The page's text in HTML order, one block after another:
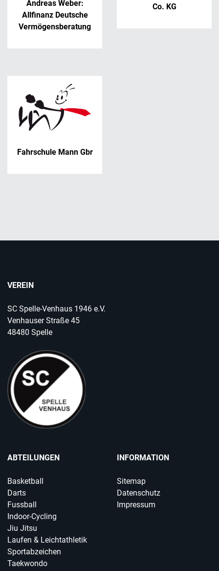
Andreas Weber:
Allfinanz Deutsche
Vermögensberatung
Co. KG
Fahrschule Mann Gbr
VEREIN
SC Spelle-Venhaus 1946 e.V.
Venhauser Straße 45
48480 Spelle
ABTEILUNGEN
Basketball
Darts
Fussball
Indoor-Cycling
Jiu Jitsu
Laufen & Leichtathletik
Sportabzeichen
Taekwondo
INFORMATION
Sitemap
Datenschutz
Impressum